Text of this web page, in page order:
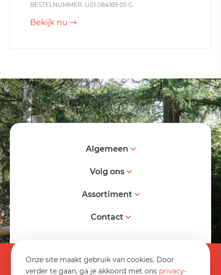
Onze site maakt gebruik van cookies. Door
verder te gaan, ga je akkoord met ons privacy-
BESTELNUMMER: U01 084169 05 G
Bekijk nu
Algemeen
Volg ons
Assortiment
Contact
Algemene voorwaarden